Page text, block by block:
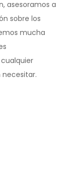
asesoramos a
sobre los
mucha